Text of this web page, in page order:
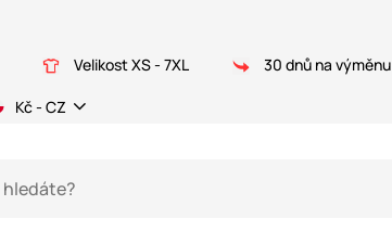
Velikost XS - 7XL 30 dnů na výměnu
Kč - CZ